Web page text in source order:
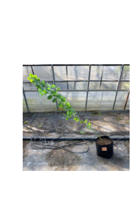
FOOD 食品
BLOG ブログ
INFORMATIOM
ご利用ガイド
植物選びの基準
2020.02.12
植物の豆知識
残念な植物-